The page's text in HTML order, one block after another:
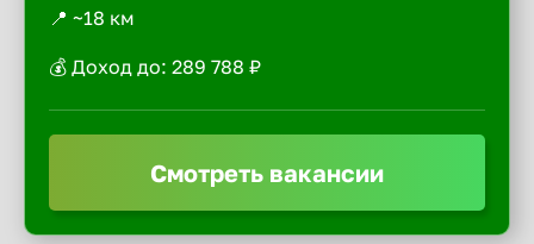
📍 ~18 км
💰 Доход до: 289 788 ₽
Смотреть вакансии